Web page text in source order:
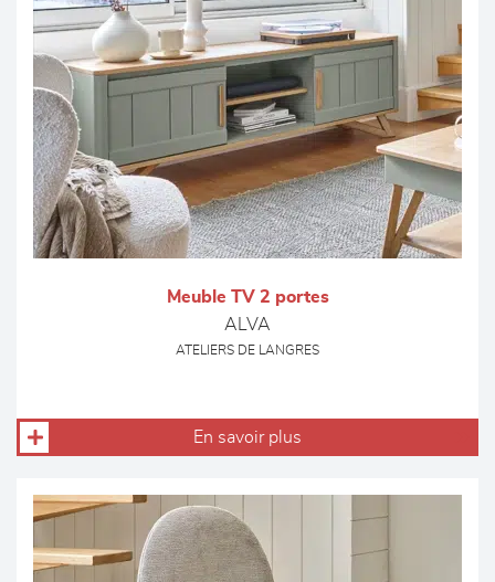
Meuble TV 2 portes
ALVA
ATELIERS DE LANGRES
En savoir plus